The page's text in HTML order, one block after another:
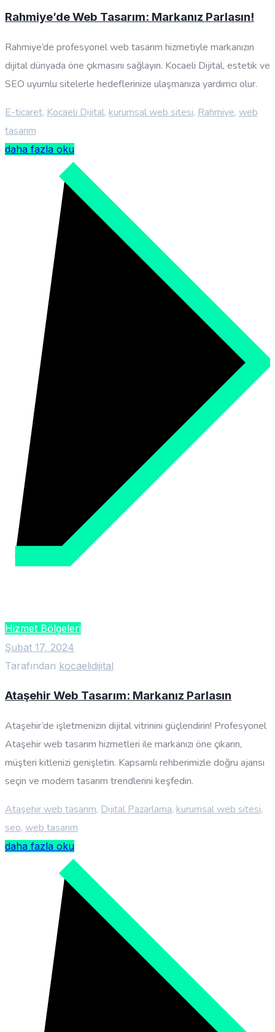
Rahmiye’de Web Tasarım: Markanız Parlasın!
Rahmiye’de profesyonel web tasarım hizmetiyle markanızın
dijital dünyada öne çıkmasını sağlayın. Kocaeli Dijital, estetik ve
SEO uyumlu sitelerle hedeflerinize ulaşmanıza yardımcı olur.
E-ticaret, Kocaeli Dijital, kurumsal web sitesi, Rahmiye, web
tasarım
daha fazla oku
Hizmet Bölgeleri
Şubat 17, 2024
Tarafından kocaelidijital
Ataşehir Web Tasarım: Markanız Parlasın
Ataşehir’de işletmenizin dijital vitrinini güçlendirin! Profesyonel
Ataşehir web tasarım hizmetleri ile markanızı öne çıkarın,
müşteri kitlenizi genişletin. Kapsamlı rehberimizle doğru ajansı
seçin ve modern tasarım trendlerini keşfedin.
Ataşehir web tasarım, Dijital Pazarlama, kurumsal web sitesi,
seo, web tasarım
daha fazla oku